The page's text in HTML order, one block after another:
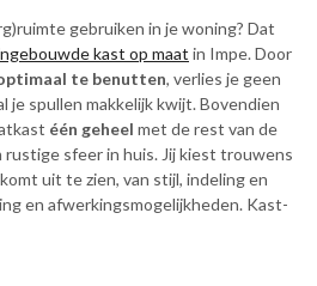
gebruiken in je woning? Dat
kast op maat in Impe. Door
te benutten, verlies je geen
je spullen makkelijk kwijt. Bovendien
één geheel met de rest van de
sfeer in huis. Jij kiest trouwens
uit te zien, van stijl, indeling en
en afwerkingsmogelijkheden. Kast-